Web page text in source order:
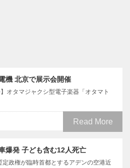
機 北京で展示会開催
オタマジャクシ型電子楽器「オタマト
Read More
爆発 子ども含む12人死亡
定政権が臨時首都とするアデンの空港近